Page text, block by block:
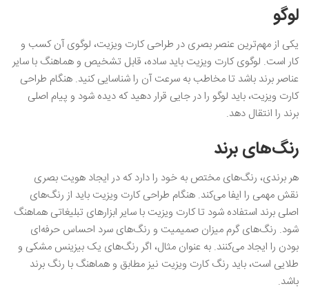
لوگو
یکی از مهم‌ترین عنصر بصری در طراحی کارت ویزیت، لوگوی آن کسب و
کار است. لوگوی کارت ویزیت باید ساده، قابل تشخیص و هماهنگ با سایر
عناصر برند باشد تا مخاطب به سرعت آن را شناسایی کنید. هنگام طراحی
کارت ویزیت، باید لوگو را در جایی قرار دهید که دیده شود و پیام اصلی
برند را انتقال دهد.
رنگ‌های برند
هر برندی، رنگ‌های مختص به خود را دارد که در ایجاد هویت بصری
نقش مهمی را ایفا می‌کند. هنگام طراحی کارت ویزیت باید از رنگ‌های
اصلی برند استفاده شود تا کارت ویزیت با سایر ابزارهای تبلیغاتی هماهنگ
شود. رنگ‌های گرم میزان صمیمیت و رنگ‌های سرد احساس حرفه‌ای
بودن را ایجاد می‌کنند. به عنوان مثال، اگر رنگ‌های یک بیزینس مشکی و
طلایی است، باید رنگ کارت ویزیت نیز مطابق و هماهنگ با رنگ برند
باشد.